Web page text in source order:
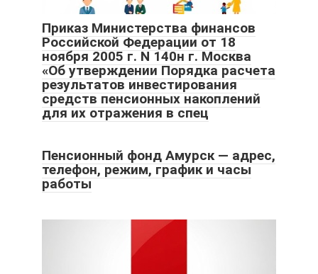
Приказ Министерства финансов
Российской Федерации от 18
ноября 2005 г. N 140н г. Москва
«Об утверждении Порядка расчета
результатов инвестирования
средств пенсионных накоплений
для их отражения в спец
Пенсионный фонд Амурск — адрес,
телефон, режим, график и часы
работы